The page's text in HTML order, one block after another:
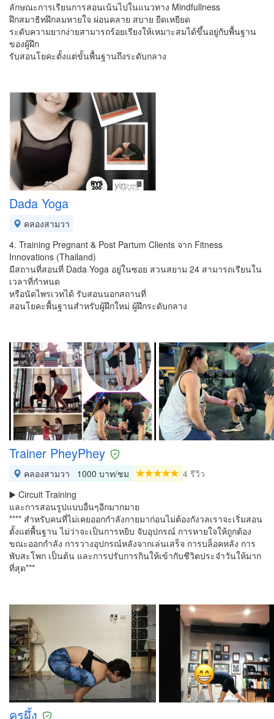
ลักษณะการเรียนการสอนเน้นไปในแนวทาง Mindfullness
ฝึกสมาธิทฝึกลมหายใจ ผ่อนคลาย สบาย ยืดเหยียด
ระดับความยากง่ายสามารถร้อยเรียงให้เหมาะสมได้ขึ้นอยู่กับพื้นฐาน
ของผู้ฝึก
รับสอนโยคะตั้งแต่ขั้นพื้นฐานถึงระดับกลาง
Dada Yoga
คลองสามวา
4. Training Pregnant & Post Partum Clients จาก Fitness
Innovations (Thailand)
มีสถานที่สอนที่ Dada Yoga อยู่ในซอย สวนสยาม 24 สามารถเรียนใน
เวลาที่กำหนด
หรือนัดไพรเวทได้ รับสอนนอกสถานที่
สอนโยคะพื้นฐานสำหรับผู้ฝึกใหม่ ผู้ฝึกระดับกลาง
Trainer PheyPhey
คลองสามวา 1000 บาท/ชม
4 รีวิว
▶️ Circuit Training
และการสอนรูปแบบอื่นๆอีกมากมาย
**** สำหรับคนที่ไม่เคยออกกำลังกายมาก่อนไม่ต้องกังวลเราจะเริ่มสอน
ตั้งแต่พื้นฐาน ไม่ว่าจะเป็นการหยิบ จับอุปกรณ์ การหายใจให้ถูกต้อง
ขณะออกกำลัง การวางอุปกรณ์หลังจากเล่นเสร็จ การบล็อคหลัง การ
พับสะโพก เป็นต้น และการปรับการกินให้เข้ากับชีวิตประจำวันให้มาก
ที่สุด***
ครูผึ้ง